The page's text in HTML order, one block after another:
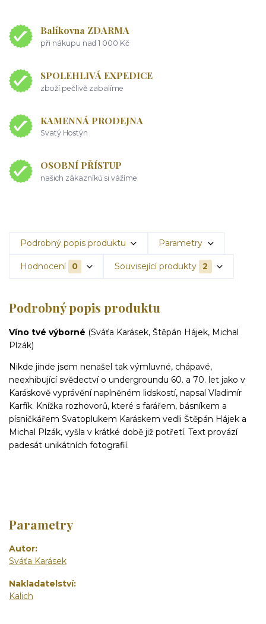
Balíkovna ZDARMA
při nákupu nad 1 000 Kč
SPOLEHLIVÁ EXPEDICE
zboží pečlivě zabalíme
KAMENNÁ PRODEJNA
Svatý Hostýn
OSOBNÍ PŘÍSTUP
našich zákazníků si vážíme
Podrobný popis produktu Parametry
Hodnocení 0 Související produkty 2
Podrobný popis produktu
Víno tvé výborné (Sváťa Karásek, Štěpán Hájek, Michal
Plzák)
Nikde jinde jsem nenašel tak výmluvné, chápavé,
neexhibující svědectví o undergroundu 60. a 70. let jako v
Karáskově vyprávění naplněném lidskostí, napsal Vladimír
Karfík. Knížka rozhovorů, které s farářem, básníkem a
písničkářem Svatoplukem Karáskem vedli Štěpán Hájek a
Michal Plzák, vyšla v krátké době již potřetí. Text provází
padesát unikátních fotografií.
Parametry
Autor
Sváťa Karásek
Nakladatelství
Kalich